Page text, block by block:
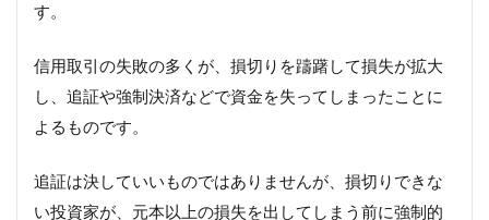
す。
信用取引の失敗の多くが、損切りを躊躇して損失が拡大
し、追証や強制決済などで資金を失ってしまったことに
よるものです。
追証は決していいものではありませんが、損切りできな
い投資家が、元本以上の損失を出してしまう前に強制的